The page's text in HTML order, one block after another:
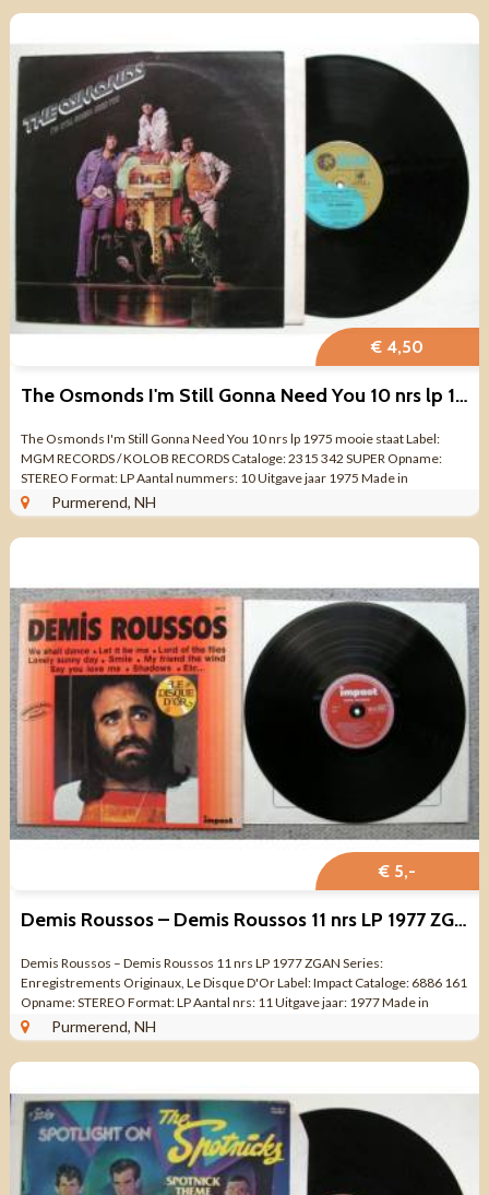
€ 4,50
The Osmonds I'm Still Gonna Need You 10 nrs lp 1975 mooi
The Osmonds I'm Still Gonna Need You 10 nrs lp 1975 mooie staat Label:
MGM RECORDS / KOLOB RECORDS Cataloge: 2315 342 SUPER Opname:
STEREO Format: LP Aantal nummers: 10 Uitgave jaar 1975 Made in
ENGLAND Genre: Pop Rock ...
Purmerend, NH
€ 5,-
Demis Roussos – Demis Roussos 11 nrs LP 1977 ZGAN
Demis Roussos – Demis Roussos 11 nrs LP 1977 ZGAN Series:
Enregistrements Originaux, Le Disque D'Or Label: Impact Cataloge: 6886 161
Opname: STEREO Format: LP Aantal nrs: 11 Uitgave jaar: 1977 Made in
FRANCE Genre: ...
Purmerend, NH